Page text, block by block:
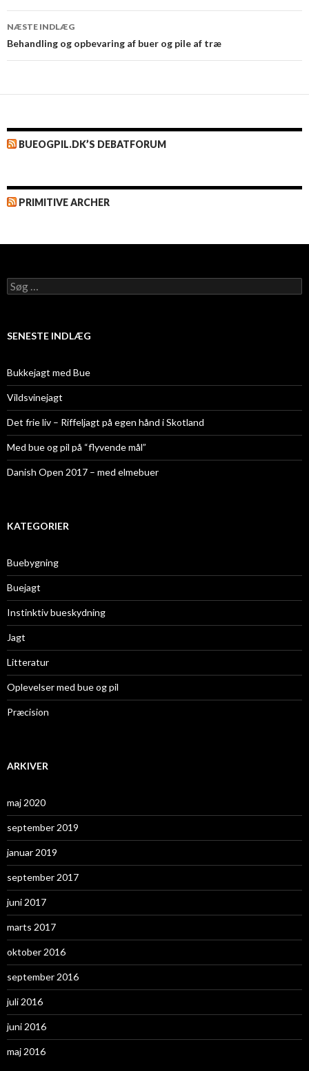
NÆSTE INDLÆG
Behandling og opbevaring af buer og pile af træ
BUEOGPIL.DK’S DEBATFORUM
PRIMITIVE ARCHER
Søg
efter:
SENESTE INDLÆG
Bukkejagt med Bue
Vildsvinejagt
Det frie liv – Riffeljagt på egen hånd i Skotland
Med bue og pil på “flyvende mål”
Danish Open 2017 – med elmebuer
KATEGORIER
Buebygning
Buejagt
Instinktiv bueskydning
Jagt
Litteratur
Oplevelser med bue og pil
Præcision
ARKIVER
maj 2020
september 2019
januar 2019
september 2017
juni 2017
marts 2017
oktober 2016
september 2016
juli 2016
juni 2016
maj 2016